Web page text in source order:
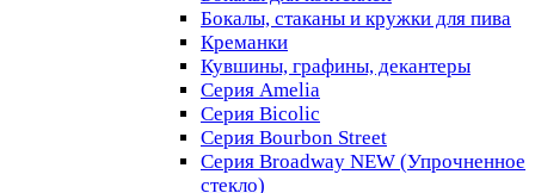
Бокалы, стаканы и кружки для пива
Креманки
Кувшины, графины, декантеры
Серия Amelia
Серия Bicolic
Серия Bourbon Street
Серия Broadway NEW (Упрочненное
стекло)